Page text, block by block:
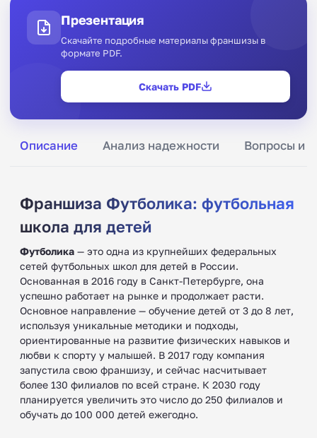
Описание Анализ надежности Вопросы и
Франшиза Футболика: футбольная
школа для детей
Футболика — это одна из крупнейших федеральных
сетей футбольных школ для детей в России.
Основанная в 2016 году в Санкт-Петербурге, она
успешно работает на рынке и продолжает расти.
Основное направление — обучение детей от 3 до 8 лет,
используя уникальные методики и подходы,
ориентированные на развитие физических навыков и
любви к спорту у малышей. В 2017 году компания
запустила свою франшизу, и сейчас насчитывает
более 130 филиалов по всей стране. К 2030 году
планируется увеличить это число до 250 филиалов и
обучать до 100 000 детей ежегодно.
Презентация
Скачайте подробные материалы франшизы в
формате PDF.
Скачать PDF